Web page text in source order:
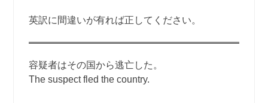
英訳に間違いが有れば正してください。
容疑者はその国から逃亡した。
The suspect fled the country.